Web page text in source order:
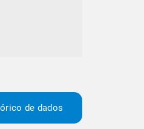
de dados